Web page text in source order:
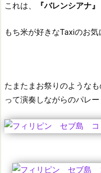
これは、 『バレンシアナ』
もち米が好きなTaxiのお気
たまたまお祭りのような
って演奏しながらのパレ